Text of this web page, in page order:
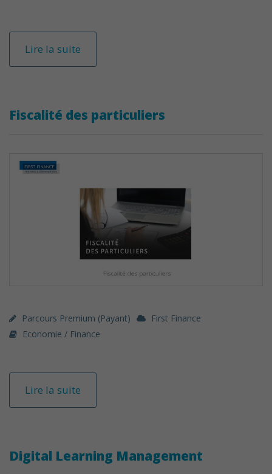
Lire la suite
Fiscalité des particuliers
Parcours Premium (payant)
First Finance
Economie / Finance
Lire la suite
Digital Learning Management